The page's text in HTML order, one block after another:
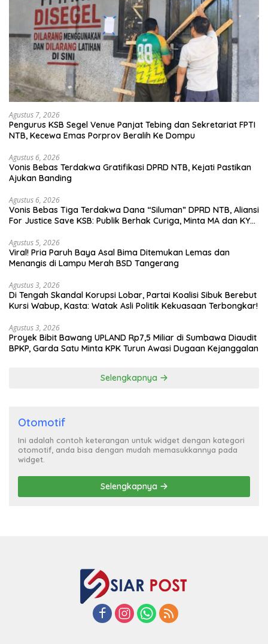
Agustus 7, 2026
Pengurus KSB Segel Venue Panjat Tebing dan Sekretariat FPTI
NTB, Kecewa Emas Porprov Beralih Ke Dompu
Agustus 6, 2026
Vonis Bebas Terdakwa Gratifikasi DPRD NTB, Kejati Pastikan
Ajukan Banding
Agustus 6, 2026
Vonis Bebas Tiga Terdakwa Dana “Siluman” DPRD NTB, Aliansi
For Justice Save KSB: Publik Berhak Curiga, Minta MA dan KY
Agustus 5, 2026
Viral! Pria Paruh Baya Asal Bima Ditemukan Lemas dan
Menangis di Lampu Merah BSD Tangerang
Agustus 3, 2026
Di Tengah Skandal Korupsi Lobar, Partai Koalisi Sibuk Berebut
Kursi Wabup, Kasta: Watak Asli Politik Kekuasaan Terbongkar!
Agustus 3, 2026
Proyek Bibit Bawang UPLAND Rp7,5 Miliar di Sumbawa Diaudit
BPKP, Garda Satu Minta KPK Turun Awasi Dugaan Kejanggalan
Selengkapnya
Otomotif
Ini adalah contoh keterangan untuk widget dengan kategori
otomotif, anda bisa dengan mudah memasukkannya pada
widget.
Selengkapnya